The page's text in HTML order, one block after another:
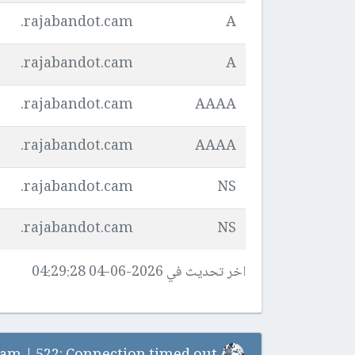
A
rajabandot.cam.
A
rajabandot.cam.
AAAA
rajabandot.cam.
AAAA
rajabandot.cam.
NS
rajabandot.cam.
NS
rajabandot.cam.
اخر تحديث في 2026-06-04 04:29:28